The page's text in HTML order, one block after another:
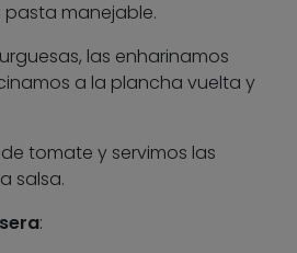
manejable.
las enharinamos
a la plancha vuelta y
tomate y servimos las
salsa.
: